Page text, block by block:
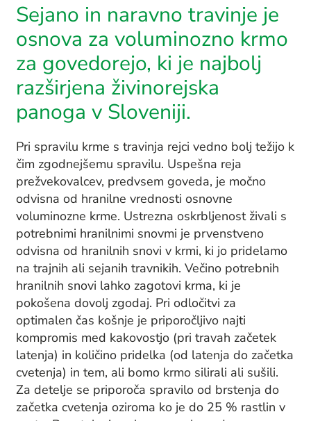
Sejano in naravno travinje je
osnova za voluminozno krmo
za govedorejo, ki je najbolj
razširjena živinorejska
panoga v Sloveniji.
Pri spravilu krme s travinja rejci vedno bolj težijo k
čim zgodnejšemu spravilu. Uspešna reja
prežvekovalcev, predvsem goveda, je močno
odvisna od hranilne vrednosti osnovne
voluminozne krme. Ustrezna oskrbljenost živali s
potrebnimi hranilnimi snovmi je prvenstveno
odvisna od hranilnih snovi v krmi, ki jo pridelamo
na trajnih ali sejanih travnikih. Večino potrebnih
hranilnih snovi lahko zagotovi krma, ki je
pokošena dovolj zgodaj. Pri odločitvi za
optimalen čas košnje je priporočljivo najti
kompromis med kakovostjo (pri travah začetek
latenja) in količino pridelka (od latenja do začetka
cvetenja) in tem, ali bomo krmo silirali ali sušili.
Za detelje se priporoča spravilo od brstenja do
začetka cvetenja oziroma ko je do 25 % rastlin v